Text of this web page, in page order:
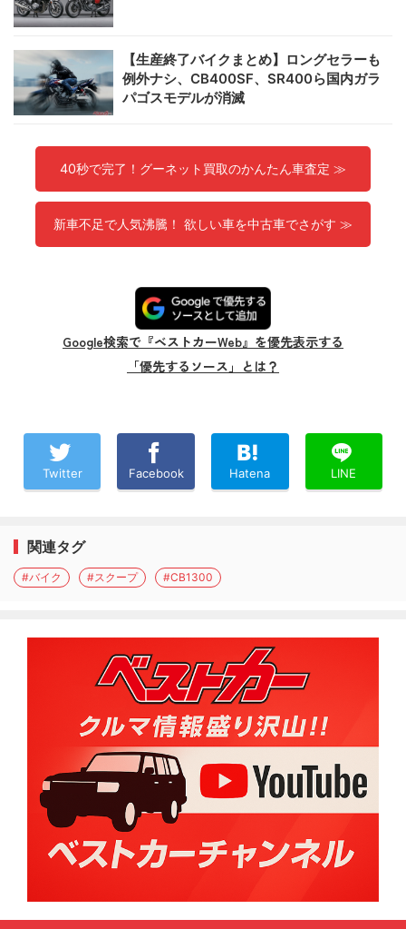
【生産終了バイクまとめ】ロングセラーも
例外ナシ、CB400SF、SR400ら国内ガラ
パゴスモデルが消滅
40秒で完了！グーネット買取のかんたん車査定 ≫
新車不足で人気沸騰！ 欲しい車を中古車でさがす ≫
Google検索で『ベストカーWeb』を優先表示する
「優先するソース」とは？
Twitter Facebook Hatena LINE
関連タグ
#バイク #スクープ #CB1300